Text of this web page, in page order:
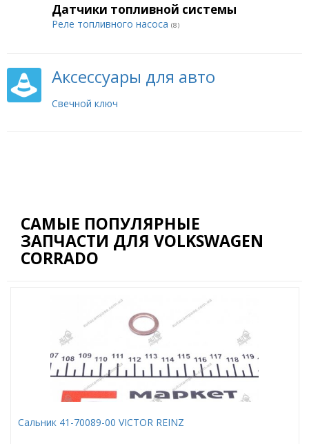
Датчики топливной системы
Реле топливного насоса (8)
Аксессуары для авто
Свечной ключ
САМЫЕ ПОПУЛЯРНЫЕ
ЗАПЧАСТИ ДЛЯ VOLKSWAGEN
CORRADO
Сальник 41-70089-00 VICTOR REINZ